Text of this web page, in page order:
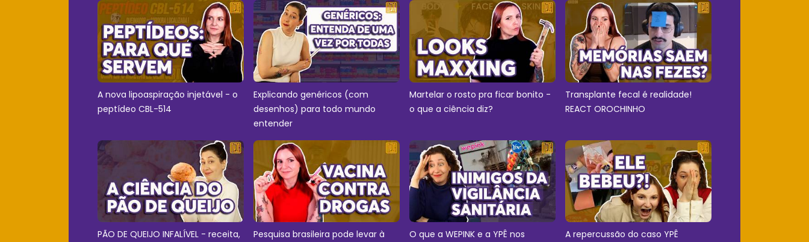
A nova lipoaspiração injetável - o
peptídeo CBL-514
Explicando genéricos (com
desenhos) para todo mundo
entender
Martelar o rosto pra ficar bonito -
o que a ciência diz?
Transplante fecal é realidade!
REACT OROCHINHO
PÃO DE QUEIJO INFALÍVEL - receita,
Pesquisa brasileira pode levar à
O que a WEPINK e a YPÊ nos
A repercussão do caso YPÊ